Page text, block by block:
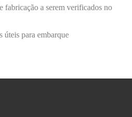
fabricação a serem verificados no
úteis para embarque